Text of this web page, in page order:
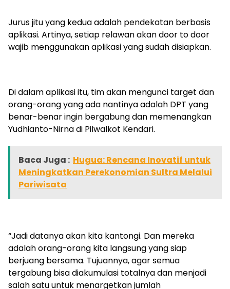
Jurus jitu yang kedua adalah pendekatan berbasis
aplikasi. Artinya, setiap relawan akan door to door
wajib menggunakan aplikasi yang sudah disiapkan.
Di dalam aplikasi itu, tim akan mengunci target dan
orang-orang yang ada nantinya adalah DPT yang
benar-benar ingin bergabung dan memenangkan
Yudhianto-Nirna di Pilwalkot Kendari.
Baca Juga : Hugua: Rencana Inovatif untuk
Meningkatkan Perekonomian Sultra Melalui
Pariwisata
“Jadi datanya akan kita kantongi. Dan mereka
adalah orang-orang kita langsung yang siap
berjuang bersama. Tujuannya, agar semua
tergabung bisa diakumulasi totalnya dan menjadi
salah satu untuk menargetkan jumlah